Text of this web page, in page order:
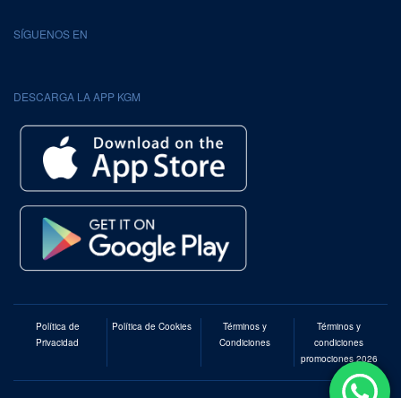
SÍGUENOS EN
DESCARGA LA APP KGM
Política de
Privacidad
Política de Cookies
Términos y
Condiciones
Términos y
condiciones
promociones 2026